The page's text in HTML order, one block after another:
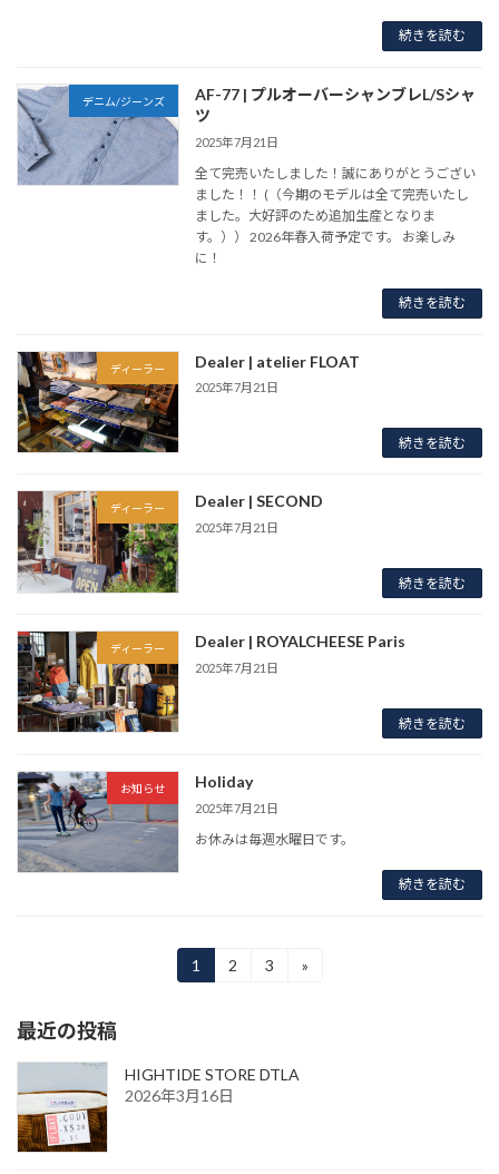
続きを読む
デニム/ジーンズ
AF-77 | プルオーバーシャンブレL/Sシャ
ツ
2025年7月21日
全て完売いたしました！誠にありがとうござい
ました！！ (（今期のモデルは全て完売いたし
ました。大好評のため追加生産となりま
す。）） 2026年春入荷予定です。 お楽しみ
に！
続きを読む
ディーラー Dealer | atelier FLOAT
2025年7月21日
続きを読む
ディーラー Dealer | SECOND
2025年7月21日
続きを読む
ディーラー Dealer | ROYALCHEESE Paris
2025年7月21日
続きを読む
お知らせ Holiday
2025年7月21日
お休みは毎週水曜日です。
続きを読む
の
ー
ジ
固
定
1
固
2
固
3 »
最近の投稿
HIGHTIDE STORE DTLA
2026年3月16日